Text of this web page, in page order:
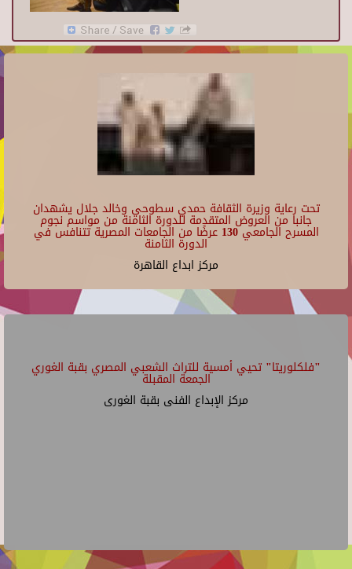
تحت رعاية وزيرة الثقافة حمدي سطوحي وخالد جلال يشهدان
جانبا من العروض المتقدمة للدورة الثامنة من مواسم نجوم
المسرح الجامعي 130 عرضًا من الجامعات المصرية تتنافس في
الدورة الثامنة
مركز ابداع القاهرة
"فلكلوريتا" تحيي أمسية للتراث الشعبي المصري بقبة الغوري
الجمعة المقبلة
مركز الإبداع الفنى بقبة الغورى